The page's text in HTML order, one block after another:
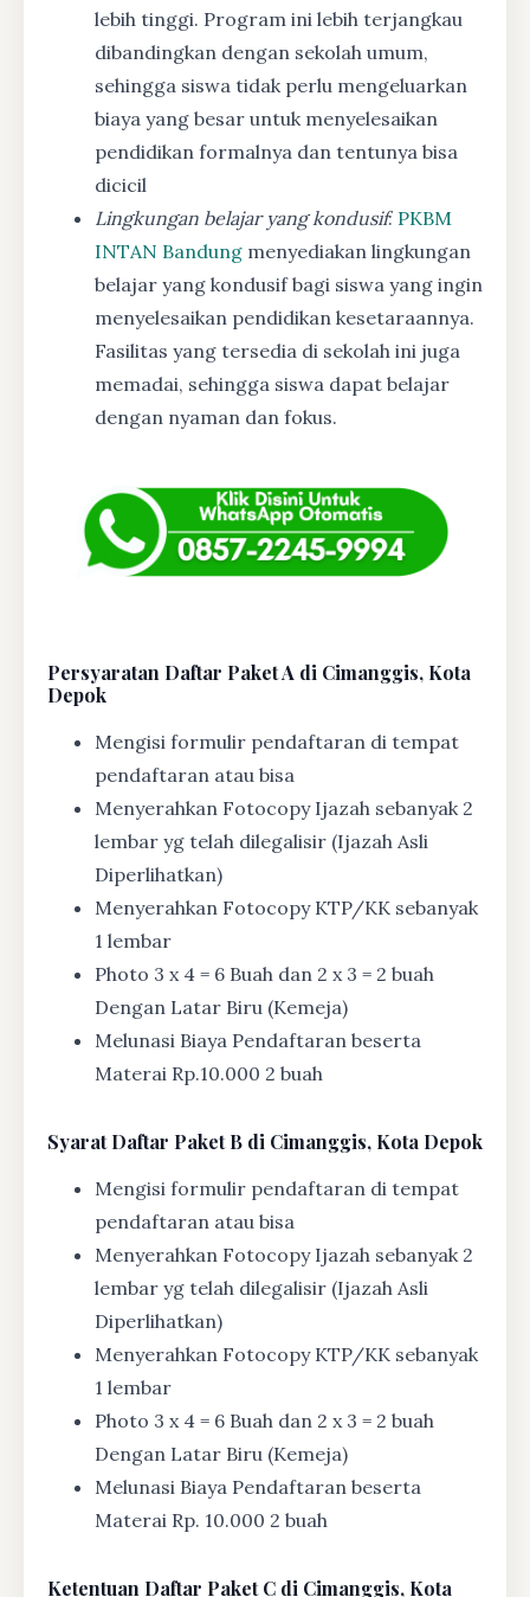
lebih tinggi. Program ini lebih terjangkau
dibandingkan dengan sekolah umum,
sehingga siswa tidak perlu mengeluarkan
biaya yang besar untuk menyelesaikan
pendidikan formalnya dan tentunya bisa
dicicil
Lingkungan belajar yang kondusif: PKBM
INTAN Bandung menyediakan lingkungan
belajar yang kondusif bagi siswa yang ingin
menyelesaikan pendidikan kesetaraannya.
Fasilitas yang tersedia di sekolah ini juga
memadai, sehingga siswa dapat belajar
dengan nyaman dan fokus.
Persyaratan Daftar Paket A di Cimanggis, Kota
Depok
Mengisi formulir pendaftaran di tempat
pendaftaran atau bisa
Menyerahkan Fotocopy Ijazah sebanyak 2
lembar yg telah dilegalisir (Ijazah Asli
Diperlihatkan)
Menyerahkan Fotocopy KTP/KK sebanyak
1 lembar
Photo 3 x 4 = 6 Buah dan 2 x 3 = 2 buah
Dengan Latar Biru (Kemeja)
Melunasi Biaya Pendaftaran beserta
Materai Rp.10.000 2 buah
SyaratDaftar Paket B di Cimanggis, Kota Depok
Mengisi formulir pendaftaran di tempat
pendaftaran atau bisa
Menyerahkan Fotocopy Ijazah sebanyak 2
lembar yg telah dilegalisir (Ijazah Asli
Diperlihatkan)
Menyerahkan Fotocopy KTP/KK sebanyak
1 lembar
Photo 3 x 4 = 6 Buah dan 2 x 3 = 2 buah
Dengan Latar Biru (Kemeja)
Melunasi Biaya Pendaftaran beserta
Materai Rp. 10.000 2 buah
Ketentuan Daftar Paket C di Cimanggis, Kota